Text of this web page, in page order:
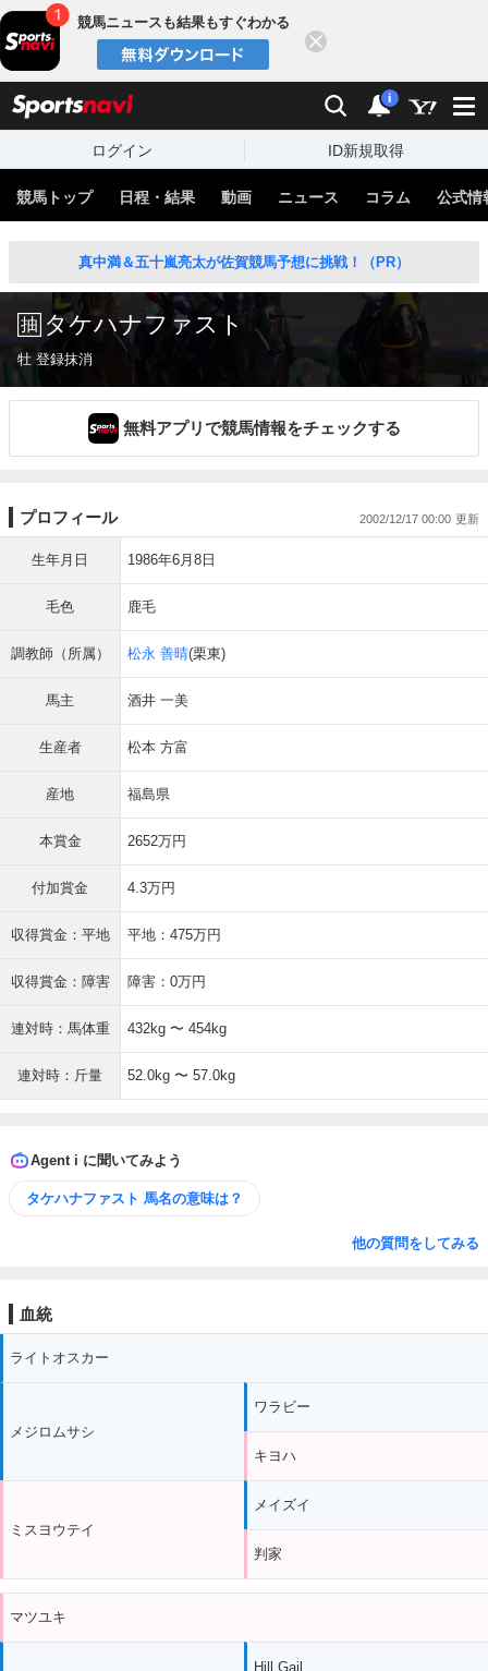
競馬ニュースも結果もすぐわかる
検索 通知
i
ログイン ID新規取得
競馬トップ 日程・結果 動画 ニュース コラム 公式情
真中満＆五十嵐亮太が佐賀競馬予想に挑戦！（PR）
タケハナファスト
牡 登録抹消
無料アプリで競馬情報をチェックする
プロフィール 2002/12/17 00:00
生年月日 1986年6月8日
毛色 鹿毛
調教師（所属） 松永 善晴(栗東)
馬主 酒井 一美
生産者 松本 方富
産地 福島県
本賞金 2652万円
付加賞金 4.3万円
収得賞金：平地 平地：475万円
収得賞金：障害 障害：0万円
連対時：馬体重 432kg 〜 454kg
連対時：斤量 52.0kg 〜 57.0kg
Agent i に聞いてみよう
タケハナファスト 馬名の意味は？
他の質問をしてみる
血統
ライトオスカー
メジロムサシ
ミスヨウテイ
ワラビー
キヨハ
メイズイ
判家
マツユキ
Hill Gail